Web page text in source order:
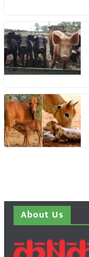
About Us